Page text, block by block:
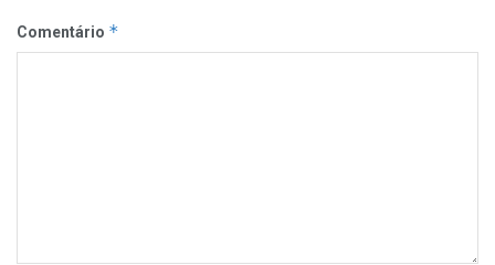
Comentário *